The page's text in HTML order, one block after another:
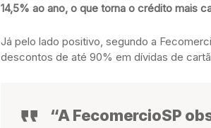
14,5% ao ano, o que torna o crédito mais
Já pelo lado positivo, segundo a
descontos de até 90% em dívidas de
“A FecomercioSP